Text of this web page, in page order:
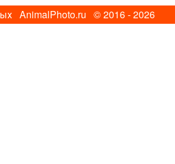
AnimalPhoto.ru © 2016 - 2026